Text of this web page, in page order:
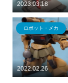
2023.03.18
2022.02.26
ロボット・メカ